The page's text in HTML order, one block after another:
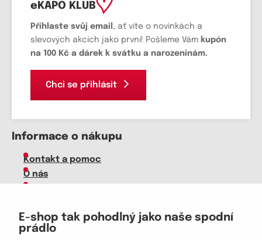
E-shop tak pohodlný jako naše spodní
prádlo
eKAPO KLUB
Přihlaste svůj email , ať víte o novinkách a
slevových akcích jako první! Pošleme Vám kupón
na 100 Kč a dárek k svátku a narozeninám.
Chci se přihlásit
Informace o nákupu
Kontakt a pomoc
O nás
Velkoobchod
Vrácení zboží, reklamace